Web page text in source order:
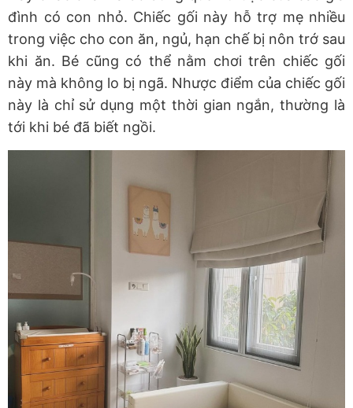
đình có con nhỏ. Chiếc gối này hỗ trợ mẹ nhiều
trong việc cho con ăn, ngủ, hạn chế bị nôn trớ sau
khi ăn. Bé cũng có thể nằm chơi trên chiếc gối
này mà không lo bị ngã. Nhược điểm của chiếc gối
này là chỉ sử dụng một thời gian ngắn, thường là
tới khi bé đã biết ngồi.